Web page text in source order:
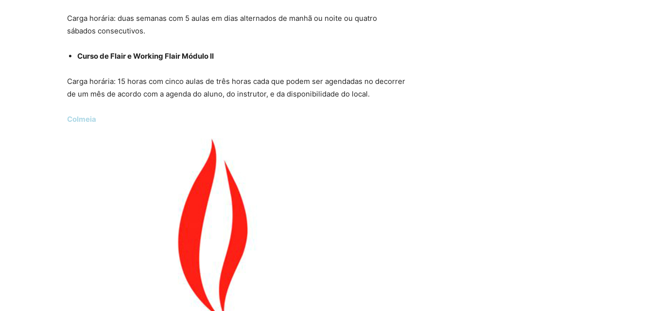
Carga horária: duas semanas com 5 aulas em dias alternados de manhã ou noite ou quatro
sábados consecutivos.
Curso de Flair e Working Flair Módulo II
Carga horária: 15 horas com cinco aulas de três horas cada que podem ser agendadas no decorrer
de um mês de acordo com a agenda do aluno, do instrutor, e da disponibilidade do local.
Colmeia